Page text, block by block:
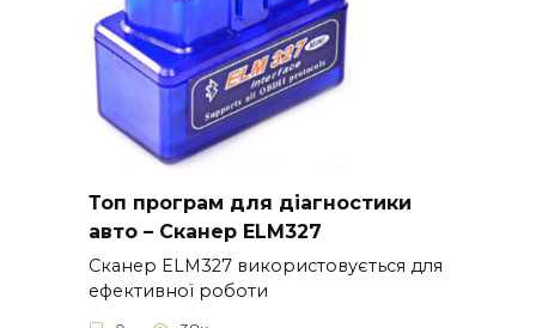
Топ програм для діагностики
авто – Сканер ELM327
Сканер ELM327 використовується для
ефективної роботи